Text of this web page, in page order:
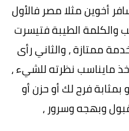
أخوين مثلا مصر فالأول
والكلمة الطيبة فتيسرت
ممتازة ، والثاني رأى
مايناسب نظرته للشيء ،
فرح لك أو حزن أو
وبهجه وسرور ،